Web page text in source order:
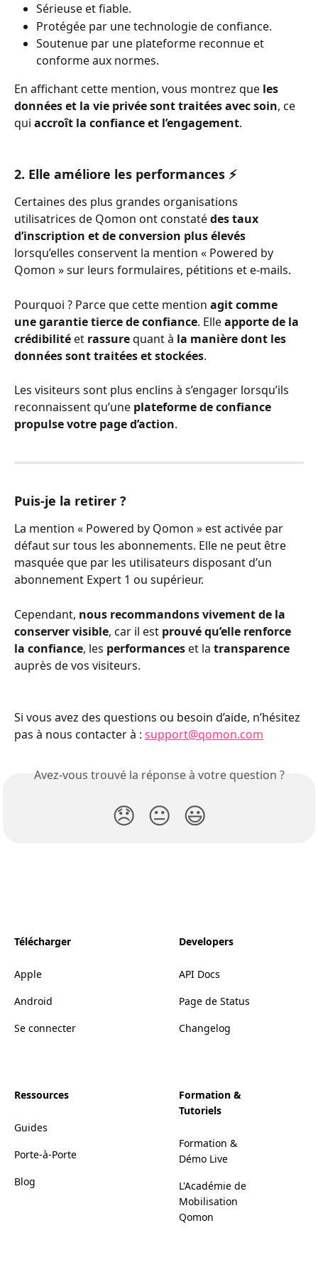
Sérieuse et fiable.
Protégée par une technologie de confiance.
Soutenue par une plateforme reconnue et
conforme aux normes.
En affichant cette mention, vous montrez que les
données et la vie privée sont traitées avec soin, ce
qui accroît la confianceet l’engagement.
2. Elle améliore les performances ⚡️
Certaines des plus grandes organisations
utilisatrices de Qomon ont constaté des taux
d’inscription et de conversion plus élevés
lorsqu’elles conservent la mention « Powered by
Qomon » sur leurs formulaires, pétitions et e-mails.
Pourquoi ? Parce que cette mention agit comme
une garantie tierce de confiance. Elle apporte de la
crédibilité et rassure quant à la manière dont les
données sont traitées et stockées.
Les visiteurs sont plus enclins à s’engager lorsqu’ils
reconnaissent qu’une plateforme de confiance
propulse votre page d’action.
Puis-je la retirer ?
La mention « Powered by Qomon » est activée par
défaut sur tous les abonnements. Elle ne peut être
masquée que par les utilisateurs disposant d’un
abonnement Expert 1 ou supérieur.
Cependant, nous recommandons vivement de la
conserver visible, car il est prouvé qu’elle renforce
la confiance, les performances et la transparence
auprès de vos visiteurs.
Si vous avez des questions ou besoin d’aide, n’hésitez
pas à nous contacter à : support@qomon.com
Avez-vous trouvé la réponse à votre question ?
😞 😐 😃
Télécharger
Apple
Android
Se connecter
Developers
API Docs
Page de Status
Changelog
Ressources
Guides
Porte-à-Porte
Blog
Formation &
Tutoriels
Formation &
Démo Live
L'Académie de
Mobilisation
Qomon